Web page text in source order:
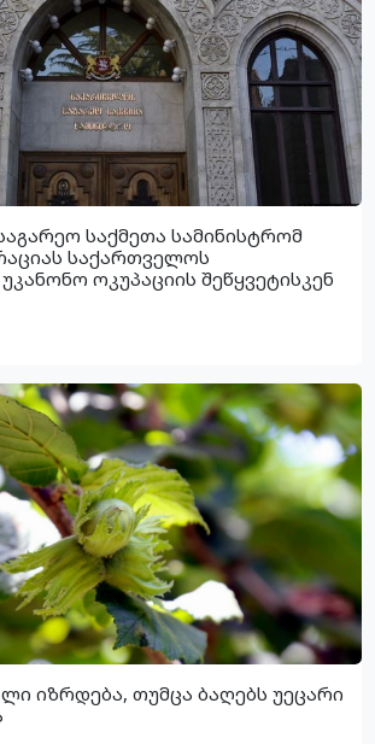
საქმეთა სამინისტრომ
საქართველოს
ოკუპაციის შეწყვეტისკენ
იზრდება, თუმცა ბაღებს უეცარი